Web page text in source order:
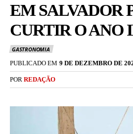
EM SALVADOR
CURTIR O ANO
GASTRONOMIA
PUBLICADO EM 9 DE DEZEMBRO DE
POR REDAÇÃO